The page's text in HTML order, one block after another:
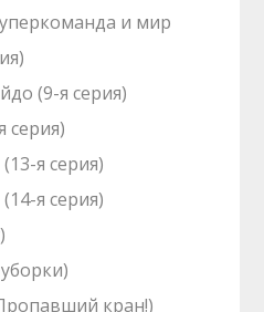
и мир
(9-я серия)
серия)
я серия)
я серия)
кран!)